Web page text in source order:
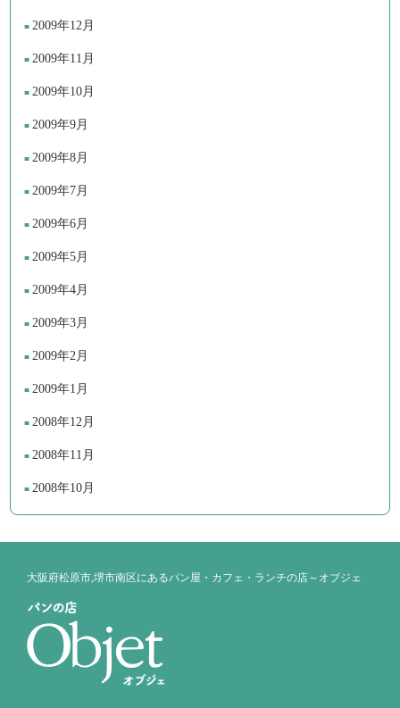
2009年12月
2009年11月
2009年10月
2009年9月
2009年8月
2009年7月
2009年6月
2009年5月
2009年4月
2009年3月
2009年2月
2009年1月
2008年12月
2008年11月
2008年10月
大阪府松原市,堺市南区にあるパン屋・カフェ・ランチの店～オブジェ